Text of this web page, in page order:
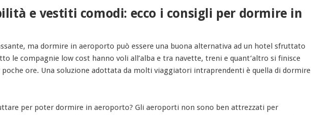
e vestiti comodi: ecco i consigli per dormire in
ma dormire in aeroporto può essere una buona alternativa ad un hotel sfruttato
le compagnie low cost hanno voli all’alba e tra navette, treni e quant’altro si finisce
ore. Una soluzione adottata da molti viaggiatori intraprendenti è quella di dormire
per poter dormire in aeroporto? Gli aeroporti non sono ben attrezzati per